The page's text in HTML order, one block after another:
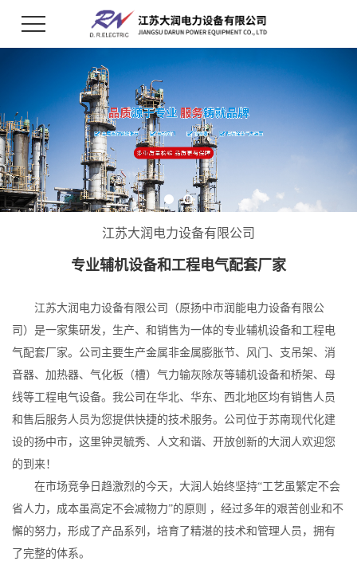
江苏大润电力设备有限公司
专业辅机设备和工程电气配套厂家
江苏大润电力设备有限公司（原扬中市润能电力设备有限公
司）是一家集研发，生产、和销售为一体的专业辅机设备和工程电
气配套厂家。公司主要生产金属非金属膨胀节、风门、支吊架、消
音器、加热器、气化板（槽）气力输灰除灰等辅机设备和桥架、母
线等工程电气设备。我公司在华北、华东、西北地区均有销售人员
和售后服务人员为您提供快捷的技术服务。公司位于苏南现代化建
设的扬中市，这里钟灵毓秀、人文和谐、开放创新的大润人欢迎您
的到来！
在市场竞争日趋激烈的今天，大润人始终坚持“工艺虽繁定不会
省人力，成本虽高定不会减物力”的原则 ，经过多年的艰苦创业和不
懈的努力，形成了产品系列，培育了精湛的技术和管理人员，拥有
了完整的体系。